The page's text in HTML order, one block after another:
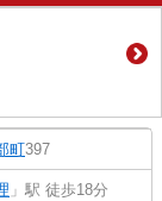
町397
」駅 徒歩18分